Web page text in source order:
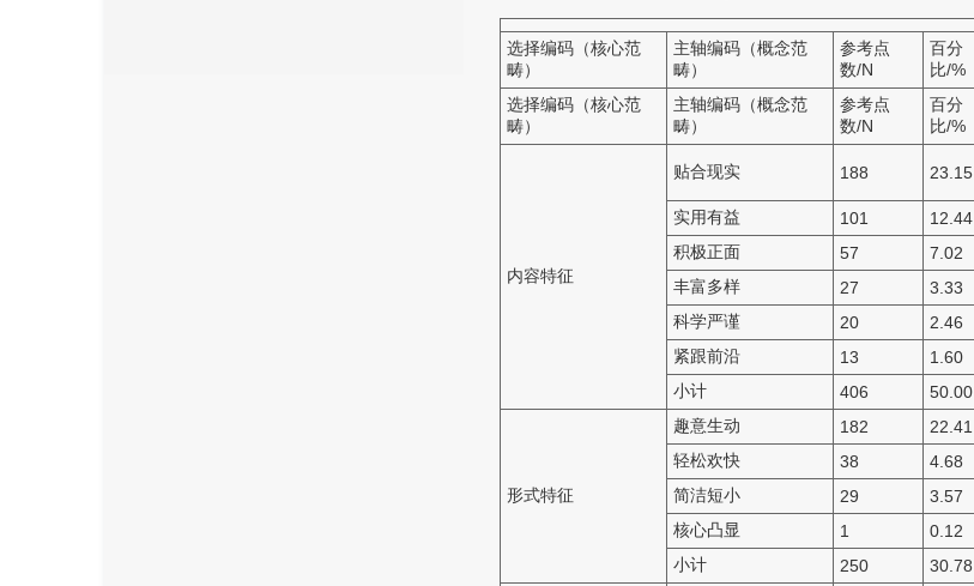
选择编码（核心范
畴）
主轴编码（概念范
畴）
参考点
数/N
百分
比/%
选择编码（核心范
畴）
主轴编码（概念范
畴）
参考点
数/N
百分
比/%
内容特征
贴合现实 188 23.15
实用有益
101 12.44
积极正面
57 7.02
丰富多样
27 3.33
科学严谨
20 2.46
紧跟前沿
13 1.60
小计
406 50.00
形式特征
趣意生动 182 22.41
轻松欢快
38 4.68
简洁短小
29 3.57
核心凸显
1 0.12
小计
250 30.78